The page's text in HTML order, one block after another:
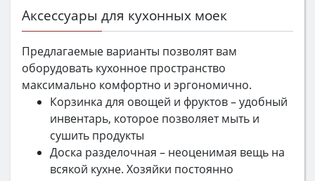
Аксессуары для кухонных моек
Предлагаемые варианты позволят вам
оборудовать кухонное пространство
максимально комфортно и эргономично.
Корзинка для овощей и фруктов – удобный
инвентарь, которое позволяет мыть и
сушить продукты
Доска разделочная – неоценимая вещь на
всякой кухне. Хозяйки постоянно